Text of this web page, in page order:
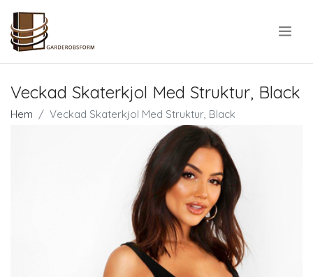
Veckad Skaterkjol Med Struktur, Black
Hem Veckad Skaterkjol Med Struktur, Black